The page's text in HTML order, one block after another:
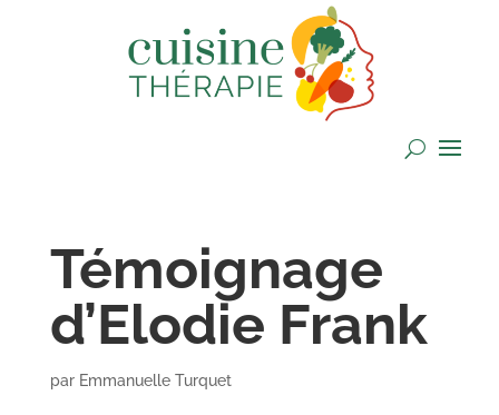
Témoignage
d’Elodie Frank
par Emmanuelle Turquet